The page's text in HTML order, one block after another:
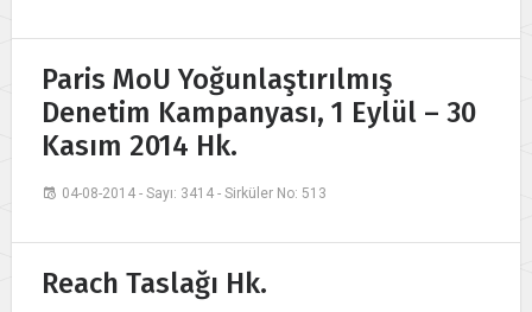
Paris MoU Yoğunlaştırılmış
Denetim Kampanyası, 1 Eylül – 30
Kasım 2014 Hk.
04-08-2014 - Sayı: 3414 - Sirküler No: 513
Reach Taslağı Hk.